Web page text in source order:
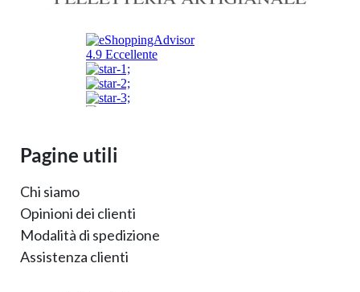
Pagine utili
Chi siamo
Opinioni dei clienti
Modalità di spedizione
Assistenza clienti